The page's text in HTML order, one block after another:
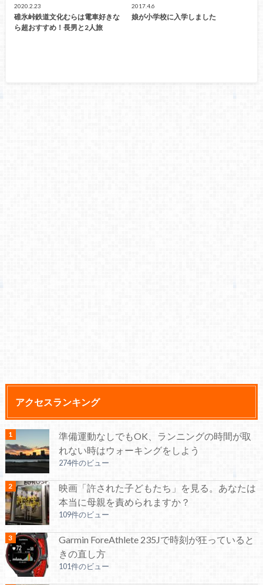
2020.2.23
碓氷峠鉄道文化むらは電車好きな
ら超おすすめ！長男と2人旅
2017.4.6
娘が小学校に入学しました
アクセスランキング
準備運動なしでもOK、ランニングの時間が取
れない時はウォーキングをしよう
274件のビュー
映画「許された子どもたち」を見る。あなたは
本当に母親を責められますか？
109件のビュー
Garmin ForeAthlete 235Jで時刻が狂っていると
きの直し方
101件のビュー